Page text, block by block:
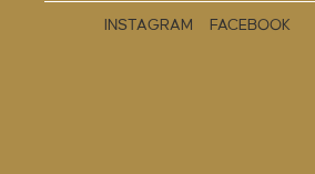
INSTAGRAM FACEBOOK